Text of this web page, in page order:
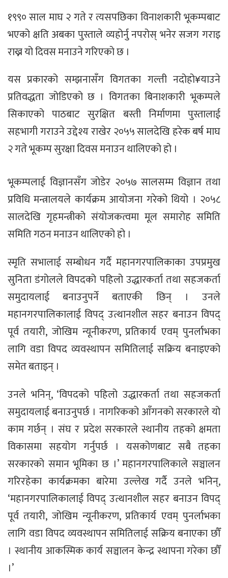
१९९० साल माघ २ गते र त्यसपछिका विनाशकारी भूकम्पबाट
भएको क्षति अबका पुस्ताले व्यहोर्नु नपरोस् भनेर सजग गराइ
राख्न यो दिवस मनाउने गरिएको छ ।
यस प्रकारको सम्झनासँग विगतका गल्ती नदोहो¥याउने
प्रतिवद्धता जोडिएको छ । विगतका बिनाशकारी भूकम्पले
सिकाएको पाठबाट सुरक्षित बस्ती निर्माणमा पुस्तालाई
सहभागी गराउने उद्देश्य राखेर २०५५ सालदेखि हरेक बर्ष माघ
२ गते भूकम्प सुरक्षा दिवस मनाउन थालिएको हो ।
भूकम्पलाई विज्ञानसँग जोडेर २०५७ सालसम्म विज्ञान तथा
प्रविधि मन्त्रालयले कार्यक्रम आयोजना गरेको थियो । २०५८
सालदेखि गृहमन्त्रीको संयोजकत्वमा मूल समारोह समिति
समिति गठन मनाउन थालिएको हो ।
स्मृति सभालाई सम्बोधन गर्दै महानगरपालिकाका उपप्रमुख
सुनिता डंगोलले विपदको पहिलो उद्धारकर्ता तथा सहजकर्ता
समुदायलाई बनाउनुपर्ने बताएकी छिन् । उनले
महानगरपालिकालाई विपद् उत्थानशील सहर बनाउन विपद्
पूर्व तयारी, जोखिम न्यूनीकरण, प्रतिकार्य एवम् पुनर्लाभका
लागि वडा विपद व्यवस्थापन समितिलाई सक्रिय बनाइएको
समेत बताइन् ।
उनले भनिन्, ‘विपदको पहिलो उद्धारकर्ता तथा सहजकर्ता
समुदायलाई बनाउनुपर्छ । नागरिकको आँगनको सरकारले यो
काम गर्छन् । संघ र प्रदेश सरकारले स्थानीय तहको क्षमता
विकासमा सहयोग गर्नुपर्छ । यसकोणबाट सबै तहका
सरकारको समान भूमिका छ ।’ महानगरपालिकाले सञ्चालन
गरिरहेका कार्यक्रमका बारेमा उल्लेख गर्दै उनले भनिन्,
‘महानगरपालिकालाई विपद् उत्थानशील सहर बनाउन विपद्
पूर्व तयारी, जोखिम न्यूनीकरण, प्रतिकार्य एवम् पुनर्लाभका
लागि वडा विपद व्यवस्थापन समितिलाई सक्रिय बनाएका छौँ
। स्थानीय आकस्मिक कार्य सञ्चालन केन्द्र स्थापना गरेका छौँ
।’